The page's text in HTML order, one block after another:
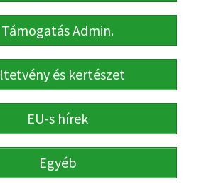
Támogatás Admin.
és kertészet
EU-s hírek
Egyéb